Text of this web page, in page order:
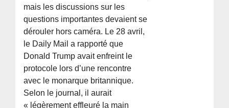
mais les discussions sur les
questions importantes devaient se
dérouler hors caméra. Le 28 avril,
le Daily Mail a rapporté que
Donald Trump avait enfreint le
protocole lors d’une rencontre
avec le monarque britannique.
Selon le journal, il aurait
« légèrement effleuré la main